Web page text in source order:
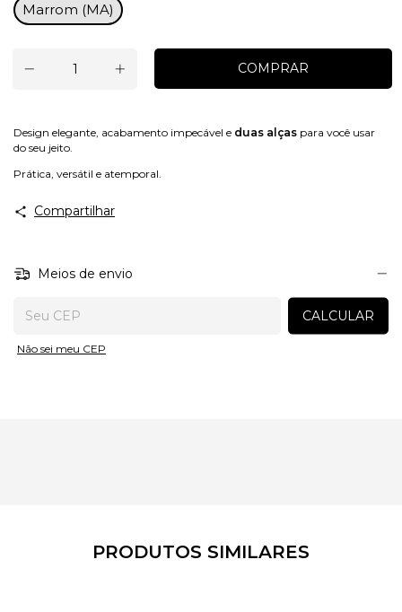
Marrom (MA)
Design elegante, acabamento impecável e duas alças para você usar
do seu jeito.
Prática, versátil e atemporal.
Compartilhar
Meios de envio
CALCULAR
Não sei meu CEP
PRODUTOS SIMILARES